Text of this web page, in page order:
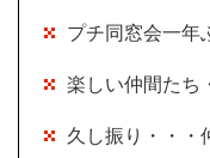
プチ同窓会一年
楽しい仲間たち
久し振り・・・